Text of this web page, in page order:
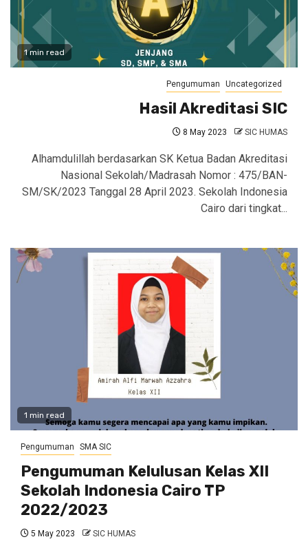
1 min read
Pengumuman Uncategorized
Hasil Akreditasi SIC
8 May 2023 SIC HUMAS
Alhamdulillah berdasarkan SK Ketua Badan Akreditasi
Nasional Sekolah/Madrasah Nomor : 475/BAN-
SM/SK/2023 Tanggal 28 April 2023. Sekolah Indonesia
Cairo dari tingkat...
1 min read
Pengumuman SMA SIC
Pengumuman Kelulusan Kelas XII
Sekolah Indonesia Cairo TP
2022/2023
5 May 2023 SIC HUMAS